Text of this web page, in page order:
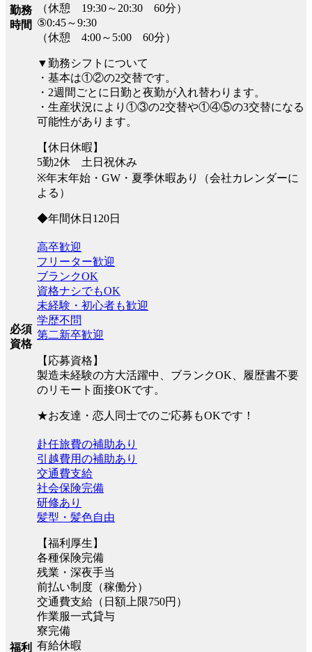
勤務
時間
（休憩 19:30～20:30 60分）
⑤0:45～9:30
（休憩 4:00～5:00 60分）
▼勤務シフトについて
・基本は①②の2交替です。
・2週間ごとに日勤と夜勤が入れ替わります。
・生産状況により①③の2交替や①④⑤の3交替になる
可能性があります。
【休日休暇】
5勤2休 土日祝休み
※年末年始・GW・夏季休暇あり（会社カレンダーに
よる）
◆年間休日120日
必須
資格
高卒歓迎
フリーター歓迎
ブランクOK
資格ナシでもOK
未経験・初心者も歓迎
学歴不問
第二新卒歓迎
【応募資格】
製造未経験の方大活躍中、ブランクOK、履歴書不要
のリモート面接OKです。
★お友達・恋人同士でのご応募もOKです！
福利
赴任旅費の補助あり
引越費用の補助あり
交通費支給
社会保険完備
研修あり
髪型・髪色自由
【福利厚生】
各種保険完備
残業・深夜手当
前払い制度（稼働分）
交通費支給（日額上限750円）
作業服一式貸与
寮完備
有給休暇